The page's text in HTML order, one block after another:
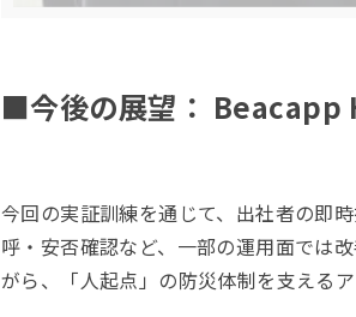
■今後の展望： Beacapp
今回の実証訓練を通じて、出社者の即
呼・安否確認など、一部の運用面では
がら、「人起点」の防災体制を支える